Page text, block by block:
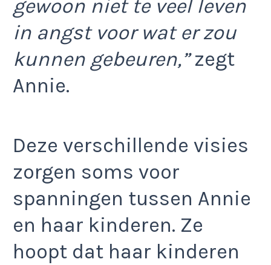
gewoon niet te veel leven
in angst voor wat er zou
kunnen gebeuren,”zegt
Annie.
Deze verschillende visies
zorgen soms voor
spanningen tussen Annie
en haar kinderen. Ze
hoopt dat haar kinderen